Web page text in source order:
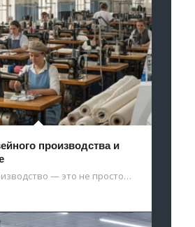
производства и
— это не просто…